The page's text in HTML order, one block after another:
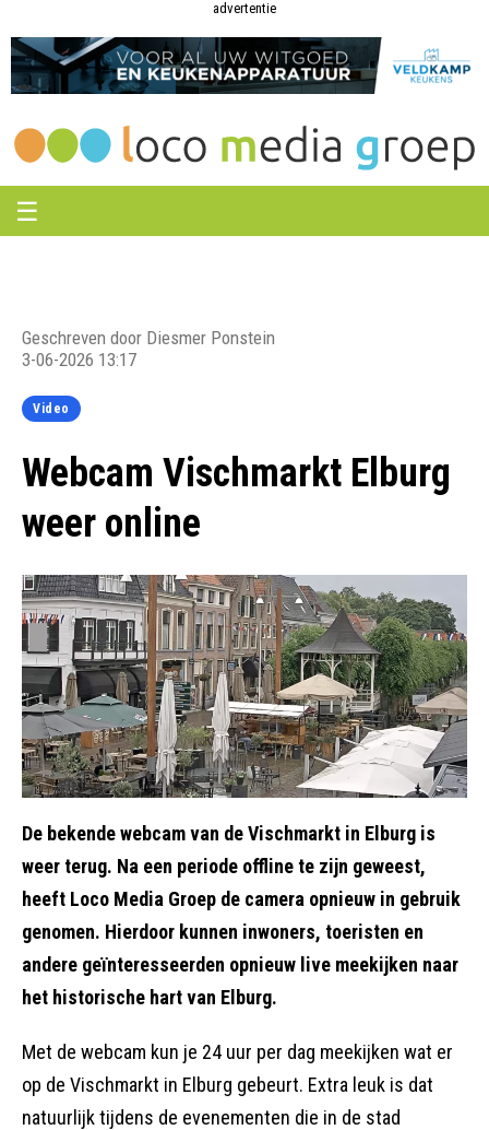
Groep
Groep
advertentie
☰
Geschreven door Diesmer Ponstein
3-06-2026 13:17
Video
Webcam Vischmarkt Elburg
weer online
De bekende webcam van de Vischmarkt in Elburg is
weer terug. Na een periode offline te zijn geweest,
heeft Loco Media Groep de camera opnieuw in gebruik
genomen. Hierdoor kunnen inwoners, toeristen en
andere geïnteresseerden opnieuw live meekijken naar
het historische hart van Elburg.
Met de webcam kun je 24 uur per dag meekijken wat er
op de Vischmarkt in Elburg gebeurt. Extra leuk is dat
natuurlijk tijdens de evenementen die in de stad